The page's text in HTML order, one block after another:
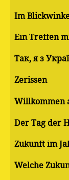
Im
Ein Treffen
Так, я з
Zerissen
Willkommen
Der Tag der
Zukunft im
Welche